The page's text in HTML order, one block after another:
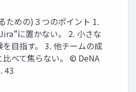
ための)３つのポイント 1.
に置かない。 2. 小さな
を目指す。 3. 他チームの成
比べて焦らない。 © DeNA
43